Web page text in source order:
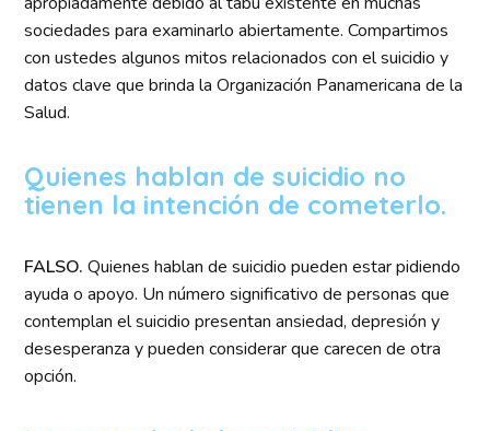
sociedades para examinarlo abiertamente. Compartimos
con ustedes algunos mitos relacionados con el suicidio y
datos clave que brinda la Organización Panamericana de la
Salud.
Quienes hablan de suicidio no
tienen la intención de cometerlo.
FALSO.Quienes hablan de suicidio pueden estar pidiendo
ayuda o apoyo. Un número significativo de personas que
contemplan el suicidio presentan ansiedad, depresión y
desesperanza y pueden considerar que carecen de otra
opción.